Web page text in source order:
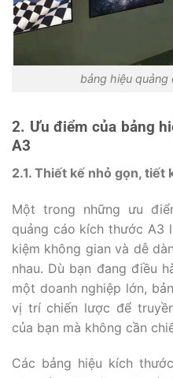
bảng hiệu
2. Ưu điểm của bảng
A3
2.1. Thiết kế nhỏ gọn, tiết
Một trong những ưu
quảng cáo kích thước A3
kiệm không gian và dễ
nhau. Dù bạn đang điều
một doanh nghiệp lớn,
vị trí chiến lược để
của bạn mà không cần
Các bảng hiệu kích